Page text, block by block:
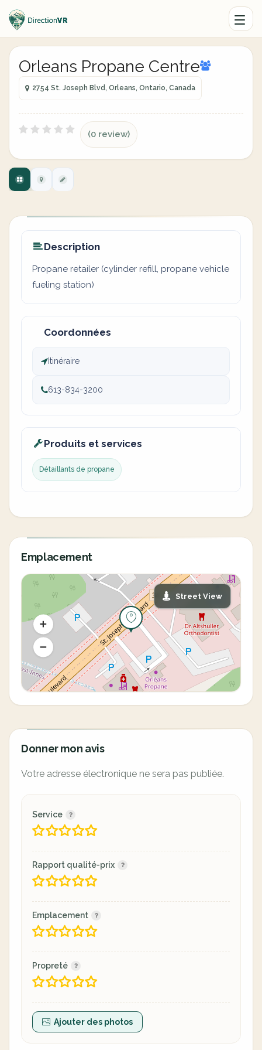
Orleans Propane Centre
2754 St. Joseph Blvd, Orleans, Ontario, Canada
(0 review)
Description
Propane retailer (cylinder refill, propane vehicle
fueling station)
Coordonnées
Itinéraire
613-834-3200
Produits et services
Détaillants de propane
Emplacement
Street View
Donner mon avis
Votre adresse électronique ne sera pas publiée.
Service
Rapport qualité-prix
Emplacement
Propreté
Ajouter des photos